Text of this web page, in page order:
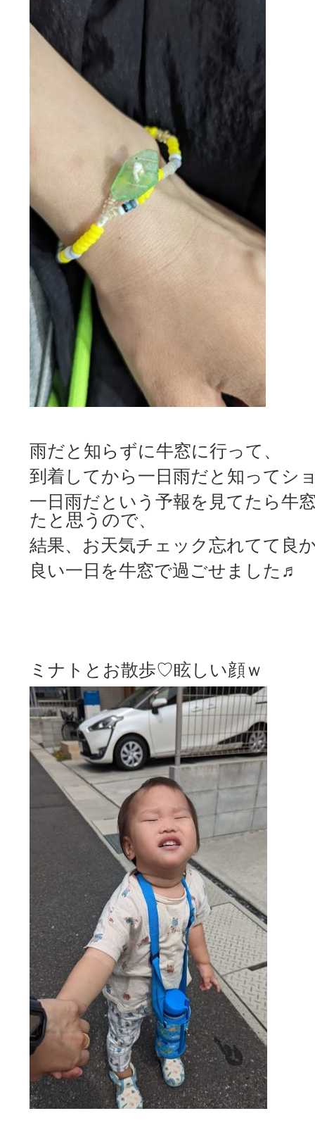
雨だと知らずに牛窓に行って、
到着してから一日雨だと知ってシ
一日雨だという予報を見てたら牛
たと思うので、
結果、お天気チェック忘れてて良
良い一日を牛窓で過ごせました♬
ミナトとお散歩♡眩しい顔ｗ